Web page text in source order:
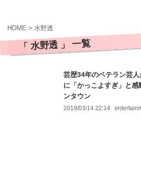
HOME > 水野透
「 水野透 」 一覧
芸歴34年のベテラン芸
に「かっこよすぎ」と
ンタウン
2019/03/14 22:14